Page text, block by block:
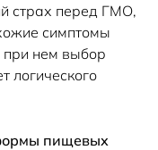
страх перед ГМО,
симптомы
при нем выбор
логического
пищевых